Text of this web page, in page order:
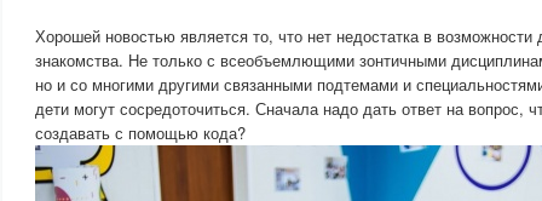
Хорошей новостью является то, что нет недостатка в возможности
знакомства. Не только с всеобъемлющими зонтичными
но и со многими другими связанными подтемами и
дети могут сосредоточиться. Сначала надо дать ответ на вопрос,
создавать с помощью кода?